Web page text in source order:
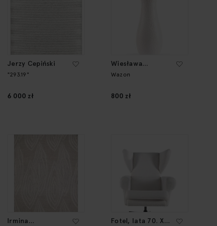
Jerzy Cepiński
"293.19"
6 000 zł
Wiesława
Gołajewska
Wazon
800 zł
Irmina
Fotel, lata 70. XX